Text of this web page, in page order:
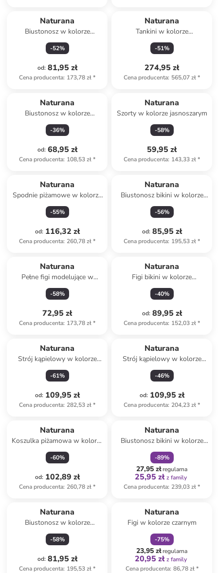
Naturana
Biustonosz w kolorze
ciemnofioletowym
-52%
od: 81,95 zł
Cena producenta: 173,78 zł*
Naturana
Tankini w kolorze
jaskrawożółto-czarnym
-51%
274,95 zł
Cena producenta: 565,07 zł*
Naturana
Biustonosz w kolorze
pomarańczowym
-36%
od: 68,95 zł
Cena producenta: 108,53 zł*
Naturana
Szorty w kolorze jasnoszarym
-58%
59,95 zł
Cena producenta: 143,33 zł*
Naturana
Spodnie piżamowe w kolorze
jasnoróżowym
-55%
od: 116,32 zł
Cena producenta: 260,78 zł*
Naturana
Biustonosz bikini w kolorze
niebiesko-turkusowym
-56%
od: 85,95 zł
Cena producenta: 195,53 zł*
Naturana
Pełne figi modelujące w
kolorze czarnym
-58%
72,95 zł
Cena producenta: 173,78 zł*
Naturana
Figi bikini w kolorze
turkusowo-niebieskim
-40%
od: 89,95 zł
Cena producenta: 152,03 zł*
Naturana
Strój kąpielowy w kolorze
biało-zielonym
-61%
od: 109,95 zł
Cena producenta: 282,53 zł*
Naturana
Strój kąpielowy w kolorze
granatowo-niebieskim
-46%
od: 109,95 zł
Cena producenta: 204,23 zł*
Naturana
Koszulka piżamowa w kolorze
jasnoróżowym
-60%
od: 102,89 zł
Cena producenta: 260,78 zł*
Naturana
Biustonosz bikini w kolorze
niebieskim
-89%
27,95 złregularna
25,95 zł z family
Cena producenta: 239,03 zł*
Naturana
Biustonosz w kolorze
fioletowym
-58%
od: 81,95 zł
Cena producenta: 195,53 zł*
Naturana
Figi w kolorze czarnym
-75%
23,95 złregularna
20,95 zł z family
Cena producenta: 86,78 zł*